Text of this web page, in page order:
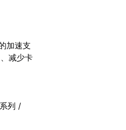
加速支
减少卡
列 /